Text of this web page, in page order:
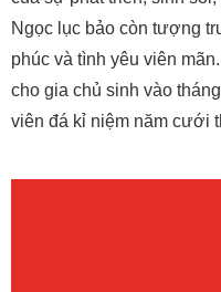
Ngọc lục bảo còn tượng
phúc và tình yêu viên
cho gia chủ sinh vào
viên đá kỉ niệm năm cưới